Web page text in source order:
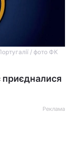
/ фото ФК
Реклама